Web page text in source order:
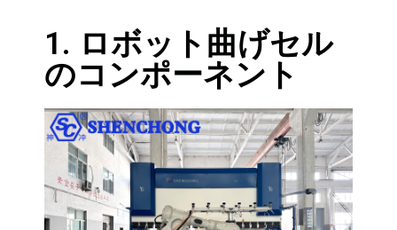
1. ロボット曲げセル
のコンポーネント